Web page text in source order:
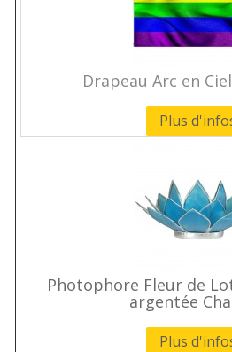
Drapeau Arc en
Plus
Photophore Fleur de
argentée
Plus